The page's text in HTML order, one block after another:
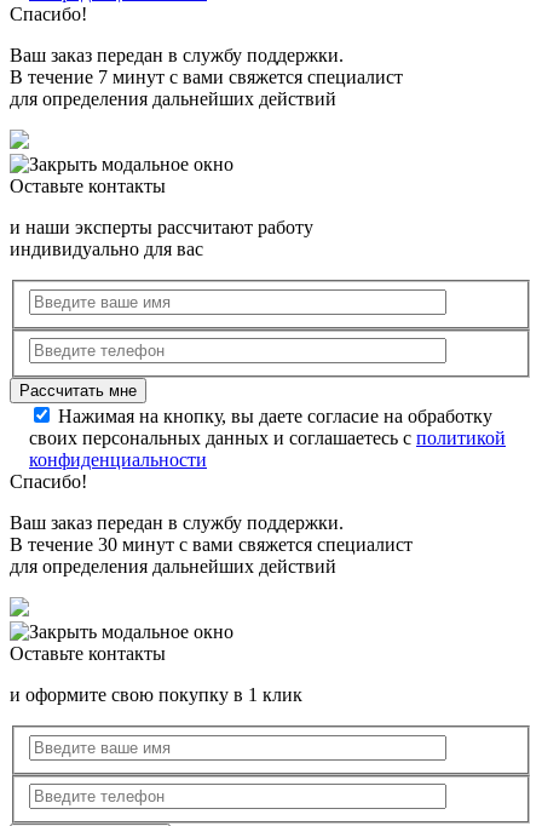
Спасибо!
Ваш заказ передан в службу поддержки.
В течение 7 минут с вами свяжется специалист
для определения дальнейших действий
Оставьте контакты
и наши эксперты рассчитают работу
индивидуально для вас
Нажимая на кнопку, вы даете согласие на обработку
своих персональных данных и соглашаетесь с политикой
конфиденциальности
Спасибо!
Ваш заказ передан в службу поддержки.
В течение 30 минут с вами свяжется специалист
для определения дальнейших действий
Оставьте контакты
и оформите свою покупку в 1 клик